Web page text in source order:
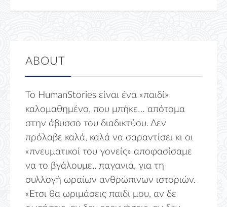
ABOUT
Το HumanStories είναι ένα «παιδί»
καλομαθημένο, που μπήκε… απότομα
στην άβυσσο του διαδικτύου. Δεν
πρόλαβε καλά, καλά να σαραντίσει κι οι
«πνευματικοί του γονείς» αποφασίσαμε
να το βγάλουμε.. παγανιά, για τη
συλλογή ωραίων ανθρώπινων ιστοριών.
«Ετσι θα ωριμάσεις παιδί μου, αν δε